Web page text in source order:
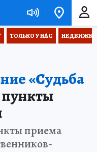
ТОЛЬКО У НАС НЕДВИЖКА
«Судьба
приема